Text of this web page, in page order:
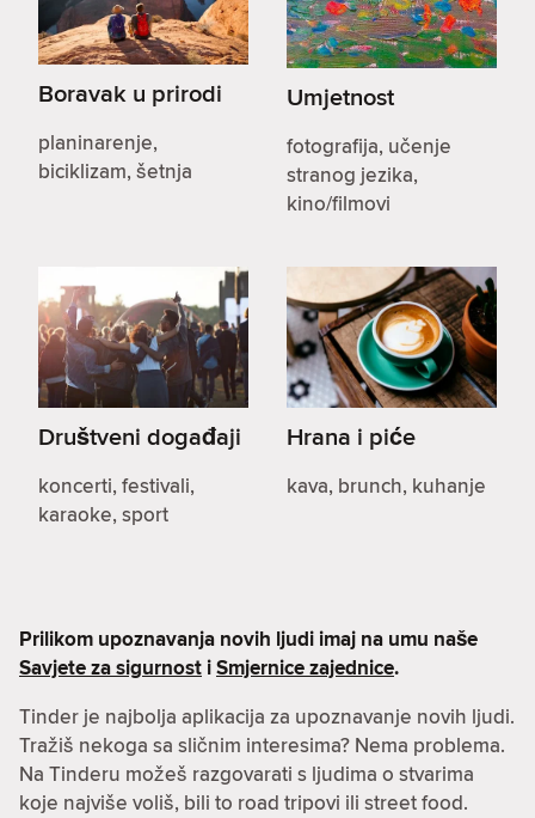
Boravak u prirodi
planinarenje,
biciklizam, šetnja
Umjetnost
fotografija, učenje
stranog jezika,
kino/filmovi
Društveni događaji
koncerti, festivali,
karaoke, sport
Hrana i piće
kava, brunch, kuhanje
Prilikom upoznavanja novih ljudi imaj na umu naše
Savjete za sigurnost iSmjernice zajednice.
Tinder je najbolja aplikacija za upoznavanje novih ljudi.
Tražiš nekoga sa sličnim interesima? Nema problema.
Na Tinderu možeš razgovarati s ljudima o stvarima
koje najviše voliš, bili to road tripovi ili street food.